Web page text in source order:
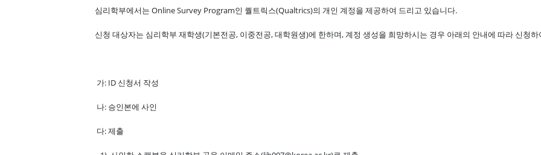
심리학부에서는 Online Survey Program인 퀄트릭스(Qualtrics)의 개인 계정을 제공하여 드리고 있습니다.
신청 대상자는 심리학부 재학생(기본전공, 이중전공, 대학원생)에 한하며, 계정 생성을 희망하시는 경우 아래의 안내에 따라 신청
가: ID 신청서 작성
나: 승인본에 사인
다: 제출